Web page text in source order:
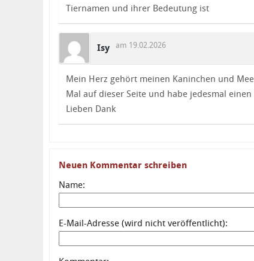
Tiernamen und ihrer Bedeutung ist
Isy am 19.02.2026
Mein Herz gehört meinen Kaninchen und
Mal auf dieser Seite und habe jedesmal
Lieben Dank
Neuen Kommentar schreiben
Name:
E-Mail-Adresse (wird nicht veröffentlicht):